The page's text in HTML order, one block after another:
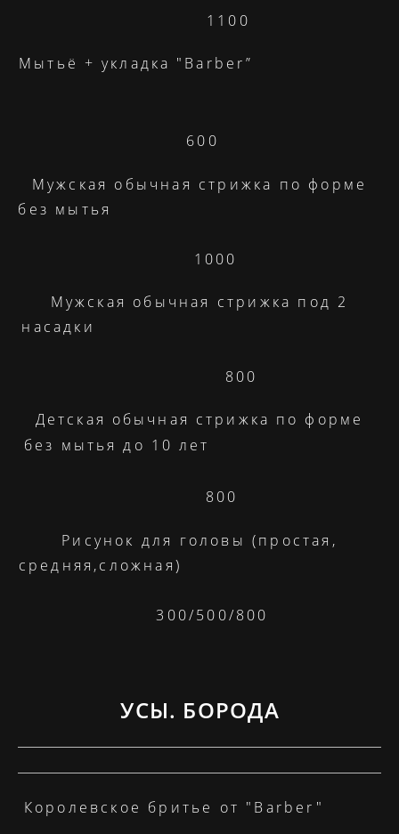
1100
Мытьё + укладка "Barber”
600
Мужская обычная стрижка по форме
без мытья
1000
Мужская обычная стрижка под 2
насадки
800
Детская обычная стрижка по форме
без мытья до 10 лет
800
Рисунок для головы (простая,
средняя,сложная)
300/500/800
УСЫ. БОРОДА
Королевское бритье от "Barber"